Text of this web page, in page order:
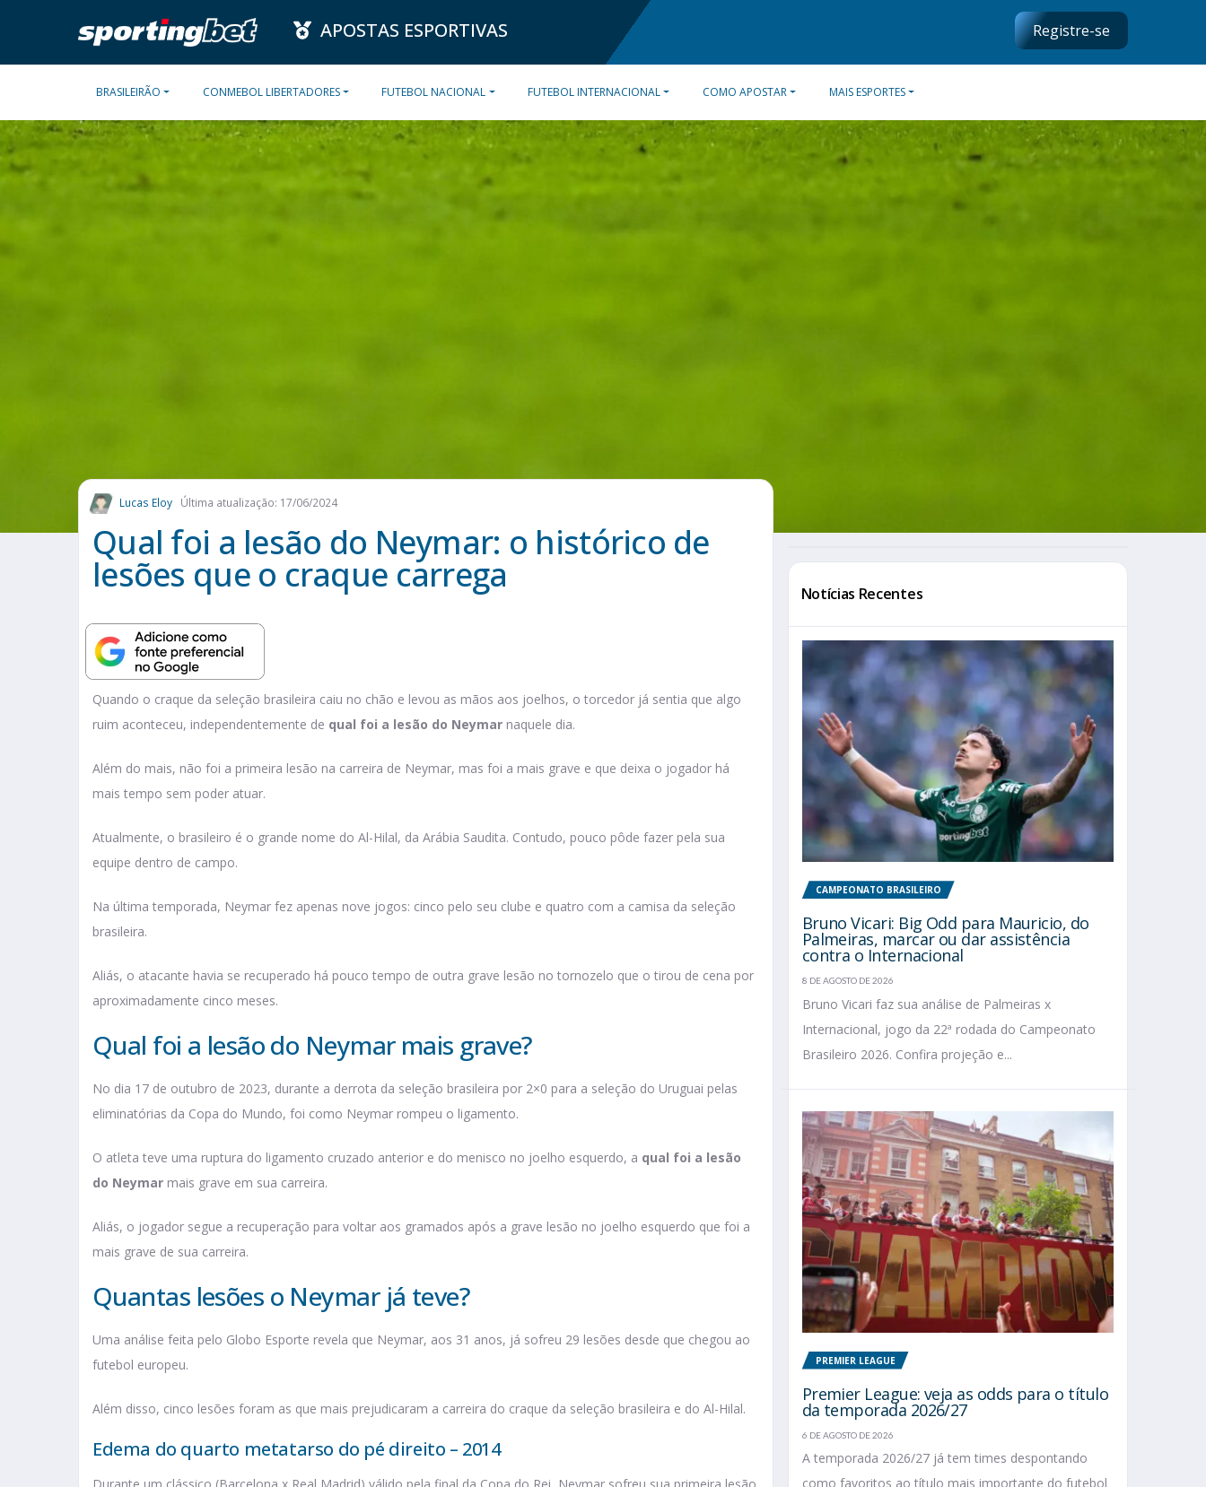
APOSTAS ESPORTIVAS Registre-se
BRASILEIRÃO CONMEBOL LIBERTADORES FUTEBOL NACIONAL FUTEBOL INTERNACIONAL COMO APOSTAR MAIS ESPORTES
Lucas Eloy Última atualização: 17/06/2024
Qual foi a lesão do Neymar: o histórico de
lesões que o craque carrega
Quando o craque da seleção brasileira caiu no chão e levou as mãos aos joelhos, o torcedor já sentia que algo
ruim aconteceu, independentemente de qual foi a lesão do Neymar naquele dia.
Além do mais, não foi a primeira lesão na carreira de Neymar, mas foi a mais grave e que deixa o jogador há
mais tempo sem poder atuar.
Atualmente, o brasileiro é o grande nome do Al-Hilal, da Arábia Saudita. Contudo, pouco pôde fazer pela sua
equipe dentro de campo.
Na última temporada, Neymar fez apenas nove jogos: cinco pelo seu clube e quatro com a camisa da seleção
brasileira.
Aliás, o atacante havia se recuperado há pouco tempo de outra grave lesão no tornozelo que o tirou de cena por
aproximadamente cinco meses.
Qual foi a lesão do Neymar mais grave?
No dia 17 de outubro de 2023, durante a derrota da seleção brasileira por 2×0 para a seleção do Uruguai pelas
eliminatórias da Copa do Mundo, foi como Neymar rompeu o ligamento.
O atleta teve uma ruptura do ligamento cruzado anterior e do menisco no joelho esquerdo, a qual foi a lesão
do Neymar mais grave em sua carreira.
Aliás, o jogador segue a recuperação para voltar aos gramados após a grave lesão no joelho esquerdo que foi a
mais grave de sua carreira.
Quantas lesões o Neymar já teve?
Uma análise feita pelo Globo Esporte revela que Neymar, aos 31 anos, já sofreu 29 lesões desde que chegou ao
futebol europeu.
Além disso, cinco lesões foram as que mais prejudicaram a carreira do craque da seleção brasileira e do Al-Hilal.
Edema do quarto metatarso do pé direito – 2014
Notícias Recentes
CAMPEONATO BRASILEIRO
Bruno Vicari: Big Odd para Mauricio, do
Palmeiras, marcar ou dar assistência
contra o Internacional
8 DE AGOSTO DE 2026
Bruno Vicari faz sua análise de Palmeiras x
Internacional, jogo da 22ª rodada do Campeonato
Brasileiro 2026. Confira projeção e...
PREMIER LEAGUE
Premier League: veja as odds para o título
da temporada 2026/27
6 DE AGOSTO DE 2026
A temporada 2026/27 já tem times despontando
como favoritos ao título mais importante do futebol